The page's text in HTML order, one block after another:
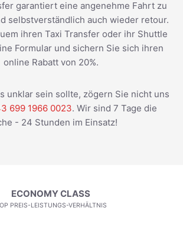
garantiert eine angenehme Fahrt zu
selbstverständlich auch wieder retour.
ihren Taxi Transfer oder ihr Shuttle
Formular und sichern Sie sich ihren
online Rabatt von 20%.
unklar sein sollte, zögern Sie nicht uns
699 1966 0023. Wir sind 7 Tage die
- 24 Stunden im Einsatz!
ECONOMY CLASS
PREIS-LEISTUNGS-VERHÄLTNIS